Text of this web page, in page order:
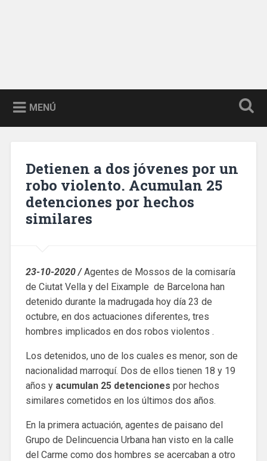
MENÚ
Detienen a dos jóvenes por un
robo violento. Acumulan 25
detenciones por hechos
similares
23-10-2020 /Agentes de Mossos de la comisaría
de Ciutat Vella y del Eixample de Barcelona han
detenido durante la madrugada hoy día 23 de
octubre, en dos actuaciones diferentes, tres
hombres implicados en dos robos violentos .
Los detenidos, uno de los cuales es menor, son de
nacionalidad marroquí. Dos de ellos tienen 18 y 19
años y acumulan 25 detenciones por hechos
similares cometidos en los últimos dos años.
En la primera actuación, agentes de paisano del
Grupo de Delincuencia Urbana han visto en la calle
del Carme como dos hombres se acercaban a otro